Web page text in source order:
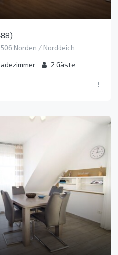
Norden / Norddeich
2 Gäste